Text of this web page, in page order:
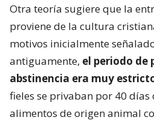
Otra teoría sugiere que la
proviene de la cultura
motivos inicialmente
antiguamente, el periodo de
abstinencia era muy
fieles se privaban por 40 días
alimentos de origen animal